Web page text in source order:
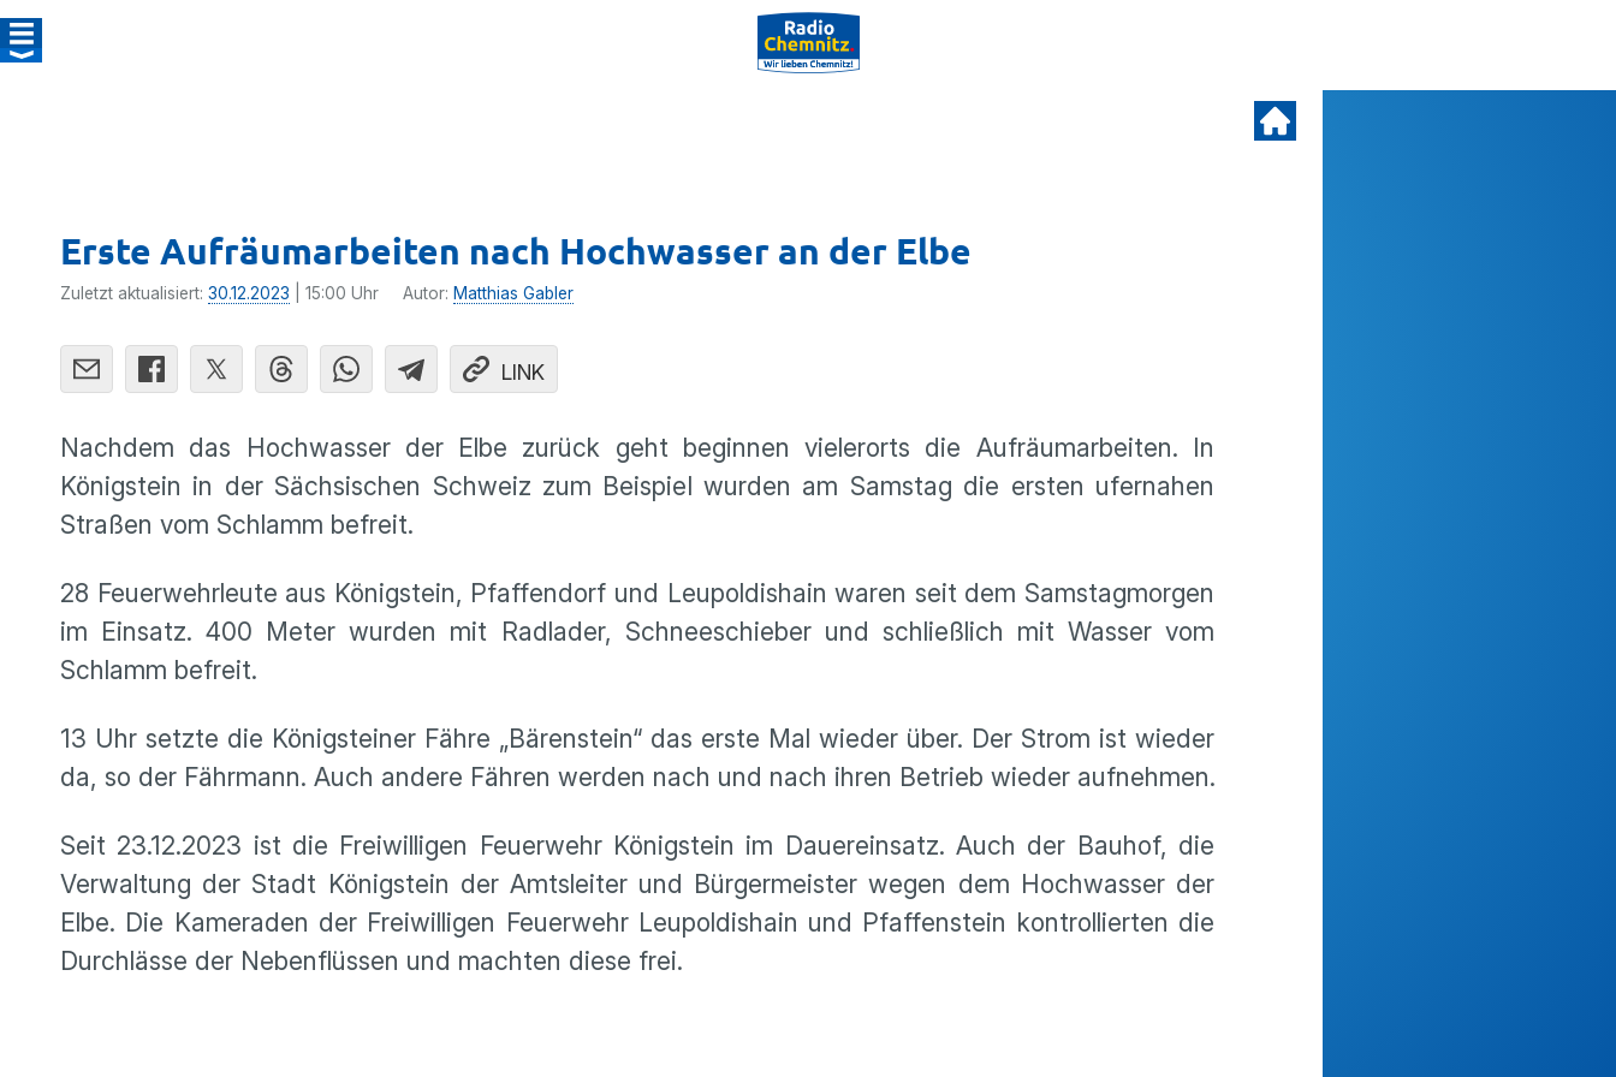
Erste Aufräumarbeiten nach Hochwasser an der Elbe
Zuletzt aktualisiert: 30.12.2023 | 15:00 Uhr Autor: Matthias Gabler
LINK
Nachdem das Hochwasser der Elbe zurück geht beginnen vielerorts die Aufräumarbeiten. In
Königstein in der Sächsischen Schweiz zum Beispiel wurden am Samstag die ersten ufernahen
Straßen vom Schlamm befreit.
28 Feuerwehrleute aus Königstein, Pfaffendorf und Leupoldishain waren seit dem Samstagmorgen
im Einsatz. 400 Meter wurden mit Radlader, Schneeschieber und schließlich mit Wasser vom
Schlamm befreit.
13 Uhr setzte die Königsteiner Fähre „Bärenstein“ das erste Mal wieder über. Der Strom ist wieder
da, so der Fährmann. Auch andere Fähren werden nach und nach ihren Betrieb wieder aufnehmen.
Seit 23.12.2023 ist die Freiwilligen Feuerwehr Königstein im Dauereinsatz. Auch der Bauhof, die
Verwaltung der Stadt Königstein der Amtsleiter und Bürgermeister wegen dem Hochwasser der
Elbe. Die Kameraden der Freiwilligen Feuerwehr Leupoldishain und Pfaffenstein kontrollierten die
Durchlässe der Nebenflüssen und machten diese frei.